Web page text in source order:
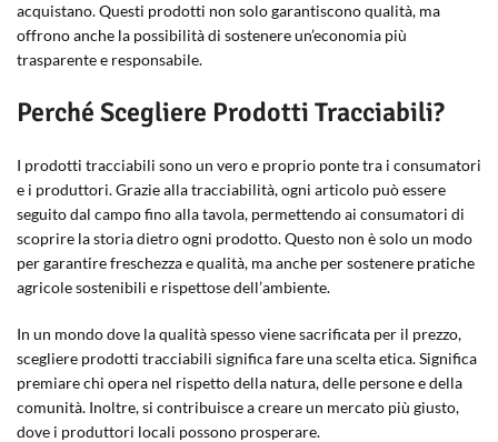
acquistano. Questi prodotti non solo garantiscono qualità, ma
offrono anche la possibilità di sostenere un’economia più
trasparente e responsabile.
Perché Scegliere Prodotti Tracciabili?
I prodotti tracciabili sono un vero e proprio ponte tra i consumatori
e i produttori. Grazie alla tracciabilità, ogni articolo può essere
seguito dal campo fino alla tavola, permettendo ai consumatori di
scoprire la storia dietro ogni prodotto. Questo non è solo un modo
per garantire freschezza e qualità, ma anche per sostenere pratiche
agricole sostenibili e rispettose dell’ambiente.
In un mondo dove la qualità spesso viene sacrificata per il prezzo,
scegliere prodotti tracciabili significa fare una scelta etica. Significa
premiare chi opera nel rispetto della natura, delle persone e della
comunità. Inoltre, si contribuisce a creare un mercato più giusto,
dove i produttori locali possono prosperare.